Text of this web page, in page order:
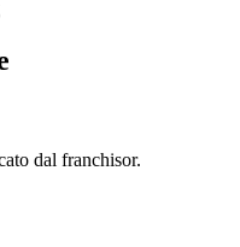
dal franchisor.